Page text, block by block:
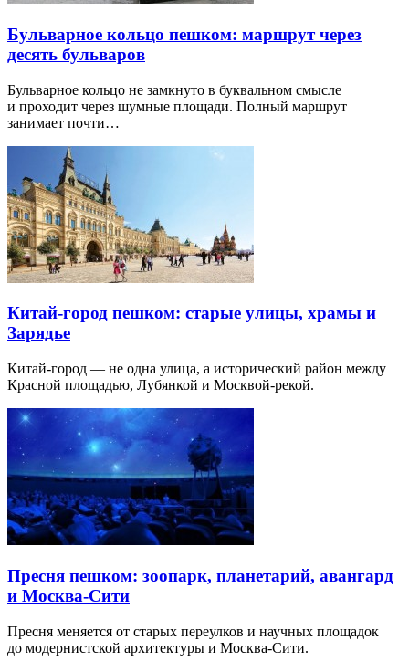
Бульварное кольцо пешком: маршрут через
десять бульваров
Бульварное кольцо не замкнуто в буквальном смысле
и проходит через шумные площади. Полный маршрут
занимает почти…
Китай-город пешком: старые улицы, храмы и
Зарядье
Китай-город — не одна улица, а исторический район между
Красной площадью, Лубянкой и Москвой-рекой.
Пресня пешком: зоопарк, планетарий, авангард
и Москва-Сити
Пресня меняется от старых переулков и научных площадок
до модернистской архитектуры и Москва-Сити.